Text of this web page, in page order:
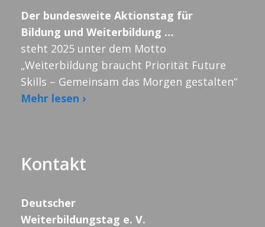
Der bundesweite Aktionstag für
Bildung und Weiterbildung …
steht 2025 unter dem Motto
„Weiterbildung braucht Priorität Future
Skills – Gemeinsam das Morgen gestalten“
Mehr lesen ›
Kontakt
Deutscher
Weiterbildungstag e. V.